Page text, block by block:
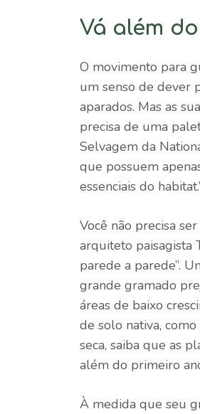
Vá além
O movimento para
um senso de dever
aparados. Mas as
precisa de uma
Selvagem da
que possuem
essenciais do
Você não precisa
arquiteto paisagista
parede a parede”.
grande gramado
áreas de baixo
de solo nativa,
seca, saiba que as
além do primeiro
À medida que seu